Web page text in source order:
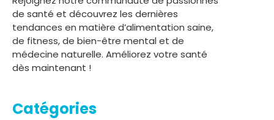
de santé et découvrez les dernières
tendances en matière d’alimentation saine,
de fitness, de bien-être mental et de
médecine naturelle. Améliorez votre santé
dès maintenant !
Catégories